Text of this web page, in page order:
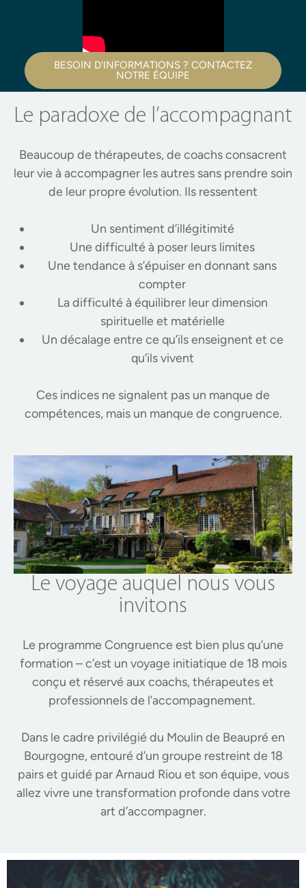
BESOIN D'INFORMATIONS ? CONTACTEZ
NOTRE ÉQUIPE
Le paradoxe de l’accompagnant
Beaucoup de thérapeutes, de coachs consacrent
leur vie à accompagner les autres sans prendre soin
de leur propre évolution. Ils ressentent
Un sentiment d’illégitimité
Une difficulté à poser leurs limites
Une tendance à s’épuiser en donnant sans
compter
La difficulté à équilibrer leur dimension
spirituelle et matérielle
Un décalage entre ce qu’ils enseignent et ce
qu’ils vivent
Ces indices ne signalent pas un manque de
compétences, mais un manque de congruence.
Le voyage auquel nous vous
invitons
Le programme Congruence est bien plus qu’une
formation – c’est un voyage initiatique de 18 mois
conçu et réservé aux coachs, thérapeutes et
professionnels de l’accompagnement.
Dans le cadre privilégié du Moulin de Beaupré en
Bourgogne, entouré d’un groupe restreint de 18
pairs et guidé par Arnaud Riou et son équipe, vous
allez vivre une transformation profonde dans votre
art d’accompagner.